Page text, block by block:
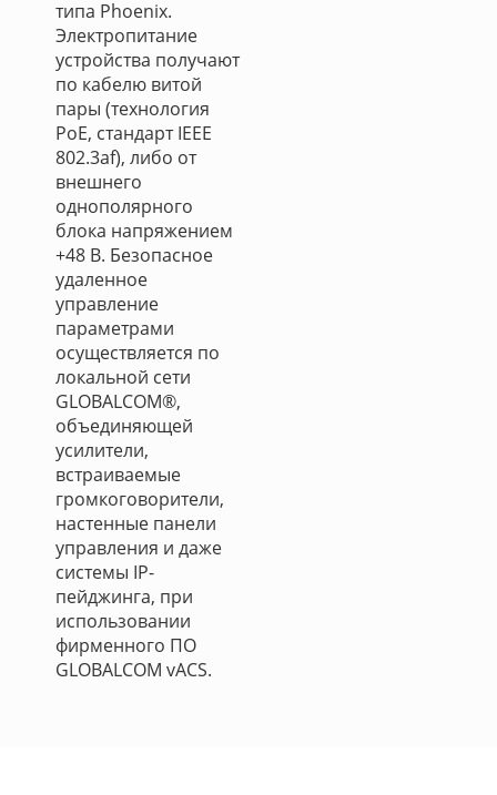
типа Phoenix.
Электропитание
устройства получают
по кабелю витой
пары (технология
PoE, стандарт IEEE
802.3af), либо от
внешнего
однополярного
блока напряжением
+48 В. Безопасное
удаленное
управление
параметрами
осуществляется по
локальной сети
GLOBALCOM®,
объединяющей
усилители,
встраиваемые
громкоговорители,
настенные панели
управления и даже
системы IP-
пейджинга, при
использовании
фирменного ПО
GLOBALCOM vACS.